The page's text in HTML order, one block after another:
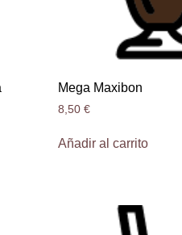
Mega Maxibon
8,50€
Añadir al carrito